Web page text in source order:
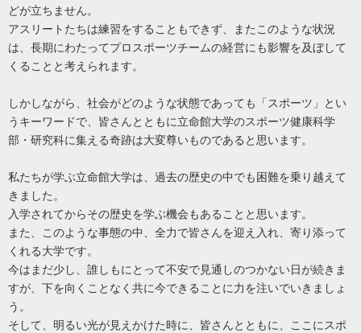
どが立ちません。
アスリートたちは練習をすることもできず、またこのような状況
は、長期にわたってプロスポーツチームの経営にも影響を及ぼして
くることと考えられます。
しかしながら、社会がどのような状態であっても「スポーツ」とい
うキーワードで、皆さんとともに立命館大学のスポーツ健康科学
部・研究科に集える奇跡は大変尊いものであると思います。
私たちが学ぶ立命館大学は、過去の歴史の中でも困難を乗り越えて
きました。
入学されてからその歴史を学ぶ機会もあることと思います。
また、このような事態の中、全力で皆さんを迎え入れ、寄り添って
くれる大学です。
今はまだ少し、誰しもにとって不安で見通しのつかない日が続きま
すが、下を向くことなく共に今できることに力を注いでいきましょ
う。
そして、明るい光が見えかけた時に、皆さんとともに、ここにスポ